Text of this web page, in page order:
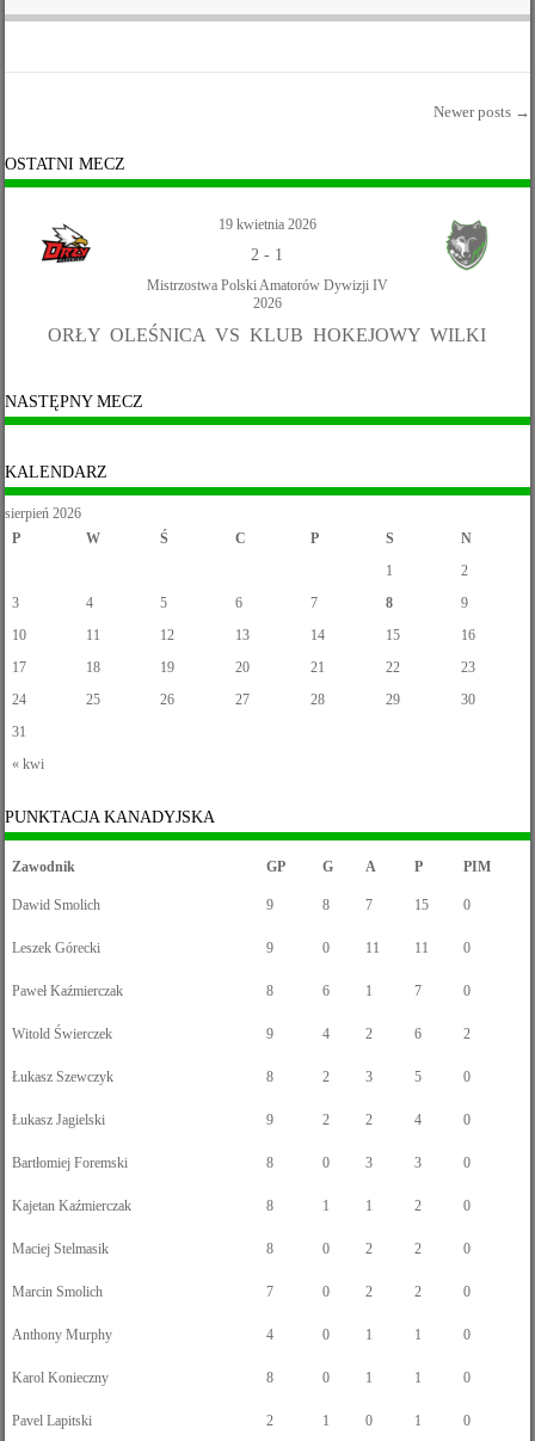
Post navigation
Newer posts →
OSTATNI MECZ
19 kwietnia 2026
2 - 1
Mistrzostwa Polski Amatorów Dywizji IV
2026
ORŁY OLEŚNICA VS KLUB HOKEJOWY WILKI
NASTĘPNY MECZ
KALENDARZ
sierpień 2026
P
W Ś C P S N
« kwi
1
2
3
4 5 6 7 8
9
10
11 12 13 14 15
16
17
18 19 20 21 22
23
24
25 26 27 28 29
30
31
PUNKTACJA KANADYJSKA
Zawodnik GP G A P PIM
Dawid Smolich 9 8 7 15 0
Leszek Górecki 9 0 11 11 0
Paweł Kaźmierczak 8 6 1 7 0
Witold Świerczek 9 4 2 6 2
Łukasz Szewczyk 8 2 3 5 0
Łukasz Jagielski 9 2 2 4 0
Bartłomiej Foremski 8 0 3 3 0
Kajetan Kaźmierczak 8 1 1 2 0
Maciej Stelmasik 8 0 2 2 0
Marcin Smolich 7 0 2 2 0
Anthony Murphy 4 0 1 1 0
Karol Konieczny 8 0 1 1 0
Pavel Lapitski 2 1 0 1 0